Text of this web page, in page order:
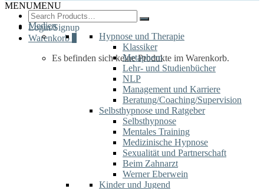
Search
for:
Login/Signup
Warenkorb
Es befinden sich keine Produkte im Warenkorb.
MENUMENU
Medien
Hypnose und Therapie
Klassiker
Metaphern
Lehr- und Studienbücher
NLP
Management und Karriere
Beratung/Coaching/Supervision
Selbsthypnose und Ratgeber
Selbsthypnose
Mentales Training
Medizinische Hypnose
Sexualität und Partnerschaft
Beim Zahnarzt
Werner Eberwein
Kinder und Jugend